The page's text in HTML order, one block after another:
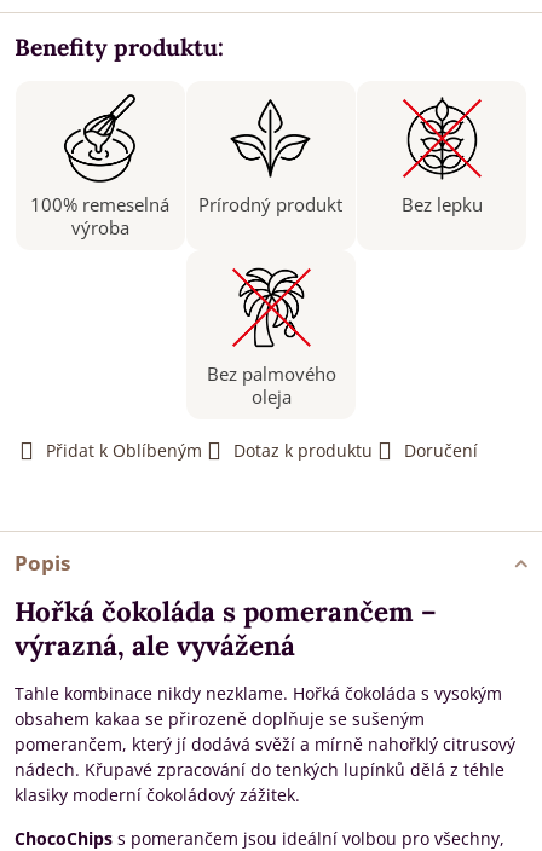
Benefity produktu:
100% remeselná
výroba
Prírodný produkt Bez lepku
Bez palmového
oleja
Přidat k Oblíbeným Dotaz k produktu Doručení
Popis
Hořká čokoláda s pomerančem –
výrazná, ale vyvážená
Tahle kombinace nikdy nezklame. Hořká čokoláda s vysokým
obsahem kakaa se přirozeně doplňuje se sušeným
pomerančem, který jí dodává svěží a mírně nahořklý citrusový
nádech. Křupavé zpracování do tenkých lupínků dělá z téhle
klasiky moderní čokoládový zážitek.
ChocoChips s pomerančem jsou ideální volbou pro všechny,